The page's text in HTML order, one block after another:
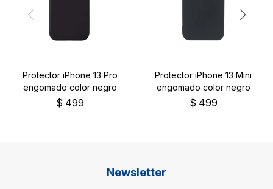
Protector iPhone 13 Pro
engomado color negro
$ 499
Protector iPhone 13 Mini
engomado color negro
$ 499
Newsletter